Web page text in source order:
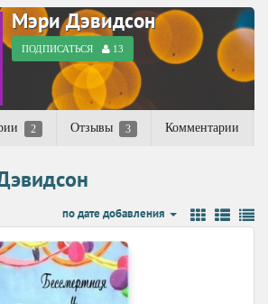
Мэри Дэвидсон
ПОДПИСАТЬСЯ 13
2 Отзывы 3 Комментарии
по дате добавления